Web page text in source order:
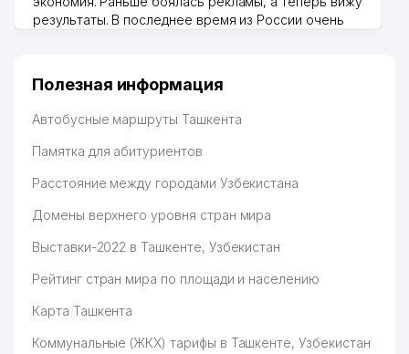
результаты. В последнее время из России очень
Hamida 03.08.2026 12:45:39
Полезная информация
Автобусные маршруты Ташкента
Памятка для абитуриентов
Расстояние между городами Узбекистана
Домены верхнего уровня стран мира
Выставки-2022 в Ташкенте, Узбекистан
Рейтинг стран мира по площади и населению
Карта Ташкента
Коммунальные (ЖКХ) тарифы в Ташкенте, Узбекистан